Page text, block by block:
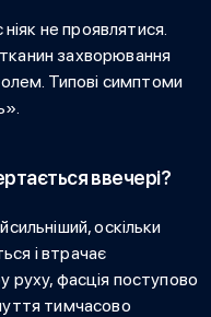
не проявлятися.
захворювання
Типові симптоми
ввечері?
оскільки
і втрачає
руху, фасція поступово
тимчасово